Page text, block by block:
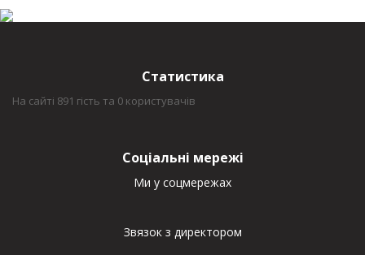
Статистика
На сайті 891 гість та 0 користувачів
Соціальні мережі
Ми у соцмережах
Звязок з директором